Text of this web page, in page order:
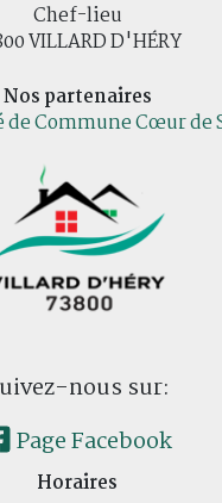
Chef-lieu
VILLARD D'HÉRY
Nos partenaires
Commune Cœur de
nous sur:
Page Facebook
Horaires